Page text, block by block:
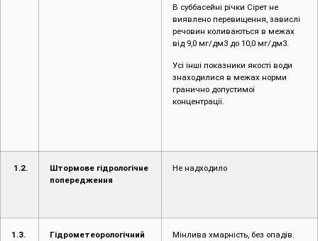
В суббасейні річки Сірет не
виявлено перевищення, завислі
речовин коливаються в межах
від 9,0 мг/дм3 до 10,0 мг/дм3.
Усі інші показники якості води
знаходилися в межах норми
гранично допустимої
концентрації.
1.2.
Штормове гідрологічне
попередження
Не надходило
1.3.
Гідрометеорологічний
Мінлива хмарність, без опадів.